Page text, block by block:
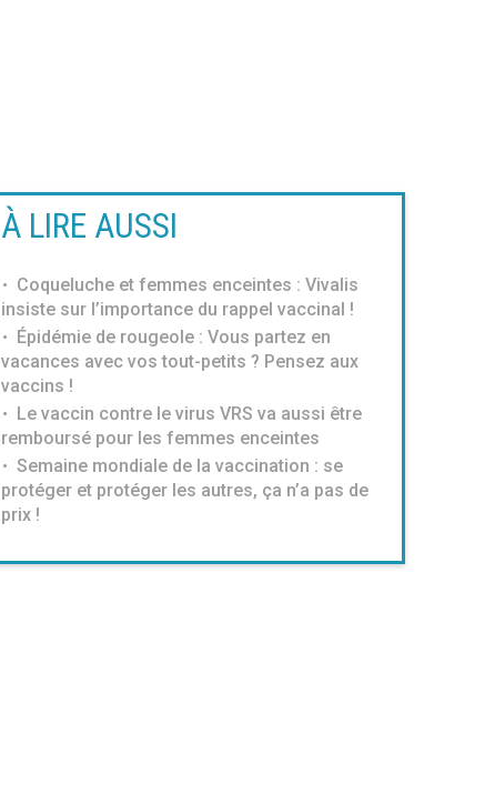
À LIRE AUSSI
Coqueluche et femmes enceintes : Vivalis
insiste sur l’importance du rappel vaccinal !
Épidémie de rougeole : Vous partez en
vacances avec vos tout-petits ? Pensez aux
vaccins !
Le vaccin contre le virus VRS va aussi être
remboursé pour les femmes enceintes
Semaine mondiale de la vaccination : se
protéger et protéger les autres, ça n’a pas de
prix !